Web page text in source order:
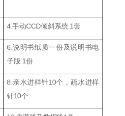
4.手动CCD倾斜系统 1套
6.说明书纸质一份及说明书电
子版 1份
8.亲水进样针10个，疏水进样
针10个